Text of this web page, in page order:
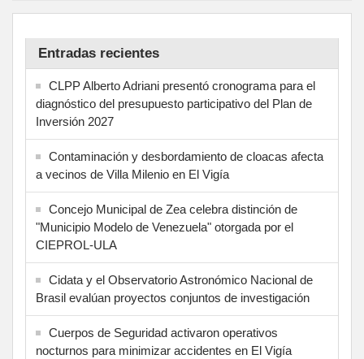
Entradas recientes
CLPP Alberto Adriani presentó cronograma para el
diagnóstico del presupuesto participativo del Plan de
Inversión 2027
Contaminación y desbordamiento de cloacas afecta
a vecinos de Villa Milenio en El Vigía
Concejo Municipal de Zea celebra distinción de
"Municipio Modelo de Venezuela" otorgada por el
CIEPROL-ULA
Cidata y el Observatorio Astronómico Nacional de
Brasil evalúan proyectos conjuntos de investigación
Cuerpos de Seguridad activaron operativos
nocturnos para minimizar accidentes en El Vigía